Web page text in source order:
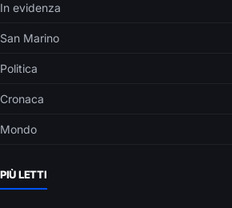
In evidenza
San Marino
Politica
Cronaca
Mondo
PIÙ LETTI